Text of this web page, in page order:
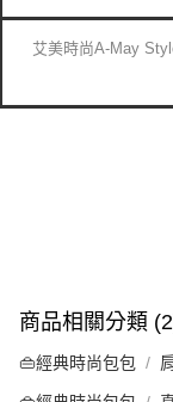
艾美時尚A-May
商品相關分類
👜經典時尚包包